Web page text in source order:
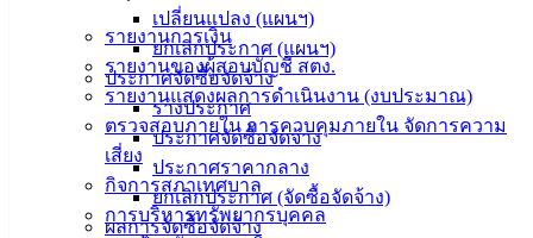
เปลี่ยนแปลง (แผนฯ)
ยกเลิกประกาศ (แผนฯ)
ประกาศจัดซื้อจัดจ้าง
ร่างประกาศ
ประกาศจัดซื้อจัดจ้าง
ประกาศราคากลาง
ยกเลิกประกาศ (จัดซื้อจัดจ้าง)
ผลการจัดซื้อจัดจ้าง
รายงานการเงิน
รายงานของผู้สอบบัญชี สตง.
รายงานแสดงผลการดำเนินงาน (งบประมาณ)
ตรวจสอบภายใน การควบคุมภายใน จัดการความ
เสี่ยง
กิจการสภาเทศบาล
การบริหารทรัพยากรบุคคล
ราชการ
สภา
เทศบาล
สงวนลิขสิทธิ์ © 2563 เทศบาลเมืองอ่างศิลา จังหวัดชลบุรี |
angsilacity.go.th | Powered byBuuscript